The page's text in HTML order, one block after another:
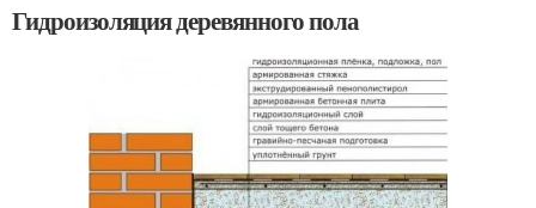
Гидроизоляция деревянного пола